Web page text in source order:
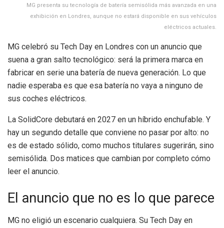
MG presenta su tecnología de batería semisólida más avanzada en una
exhibición en Londres, aunque no estará disponible en sus vehículos
eléctricos actuales.
MG celebró su Tech Day en Londres con un anuncio que
suena a gran salto tecnológico: será la primera marca en
fabricar en serie una batería de nueva generación. Lo que
nadie esperaba es que esa batería no vaya a ninguno de
sus coches eléctricos.
La SolidCore debutará en 2027 en un híbrido enchufable. Y
hay un segundo detalle que conviene no pasar por alto: no
es de estado sólido, como muchos titulares sugerirán, sino
semisólida. Dos matices que cambian por completo cómo
leer el anuncio.
El anuncio que no es lo que parece
MG no eligió un escenario cualquiera. Su Tech Day en